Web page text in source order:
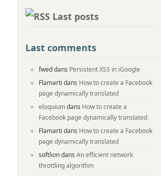
Last posts
Last comments
fwed dans Persistent XSS in iGoogle
Flamarti dans How to create a Facebook
page dynamically translated
eloquiumdans How to create a
Facebook page dynamically translated
Flamarti dans How to create a Facebook
page dynamically translated
softlion dans An efficient network
throttling algorithm